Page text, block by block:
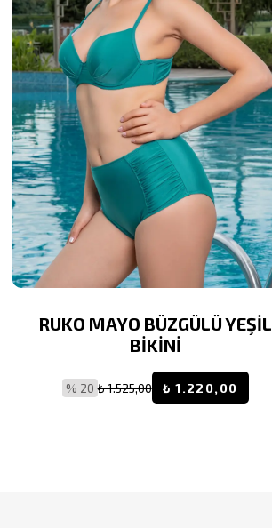
RUKO MAYO BÜZGÜLÜ YEŞİL
BİKİNİ
% 20 ₺ 1.525,00 ₺ 1.220,00